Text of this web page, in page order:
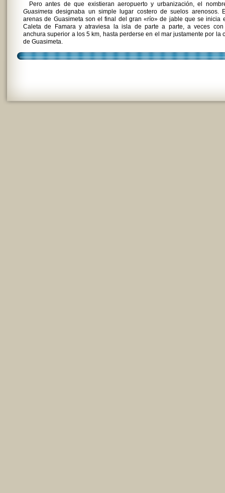
Pero antes de que existieran aeropuerto y urbanización, el
Guasimeta designaba un simple lugar costero de suelos arenosos.
arenas de Guasimeta son el final del gran «río» de jable que se inicia
Caleta de Famara y atraviesa la isla de parte a parte, a veces con
anchura superior a los 5 km, hasta perderse en el mar justamente por la
de Guasimeta.